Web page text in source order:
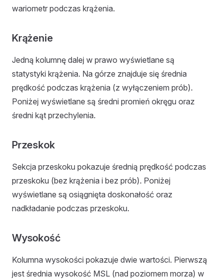
wariometr podczas krążenia.
Krążenie
Jedną kolumnę dalej w prawo wyświetlane są
statystyki krążenia. Na górze znajduje się średnia
prędkość podczas krążenia (z wyłączeniem prób).
Poniżej wyświetlane są średni promień okręgu oraz
średni kąt przechylenia.
Przeskok
Sekcja przeskoku pokazuje średnią prędkość podczas
przeskoku (bez krążenia i bez prób). Poniżej
wyświetlane są osiągnięta doskonałość oraz
nadkładanie podczas przeskoku.
Wysokość
Kolumna wysokości pokazuje dwie wartości. Pierwszą
jest średnia wysokość MSL (nad poziomem morza) w